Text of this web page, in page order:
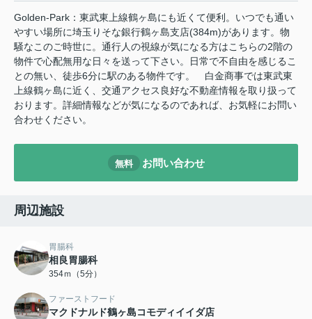
Golden-Park：東武東上線鶴ヶ島にも近くて便利。いつでも通い
やすい場所に埼玉りそな銀行鶴ヶ島支店(384m)があります。物
騒なこのご時世に。通行人の視線が気になる方はこちらの2階の
物件で心配無用な日々を送って下さい。日常で不自由を感じるこ
との無い、徒歩6分に駅のある物件です。 白金商事では東武東
上線鶴ヶ島に近く、交通アクセス良好な不動産情報を取り扱って
おります。詳細情報などが気になるのであれば、お気軽にお問い
合わせください。
無料 お問い合わせ
周辺施設
胃腸科
相良胃腸科
354ｍ（5分）
ファーストフード
マクドナルド鶴ヶ島コモディイイダ店